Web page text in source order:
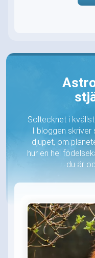
Soltecknet i
I bloggen
djupet, om
hur en hel
du är